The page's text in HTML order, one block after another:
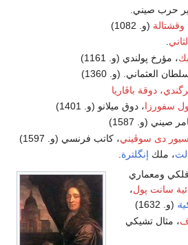
حرب صيني.
وقشتالة (و. 1082)
.
، مؤرخ پولندي (و. 1161)
العثماني. (و. 1360)
دوقة باڤاريا
سفورزا، دوق ميلانو (و. 1401)
صيني (و. 1587)
دى سوڤيني، كاتب فرنسي (و. 1597)
، ملك إنگلترة
ومعماري
سانت پول،
(و. 1632)
، مثال تشيكي